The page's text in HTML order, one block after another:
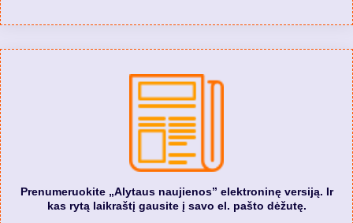
Prenumeruokite „Alytaus naujienos” elektroninę versiją. Ir
kas rytą laikraštį gausite į savo el. pašto dėžutę.